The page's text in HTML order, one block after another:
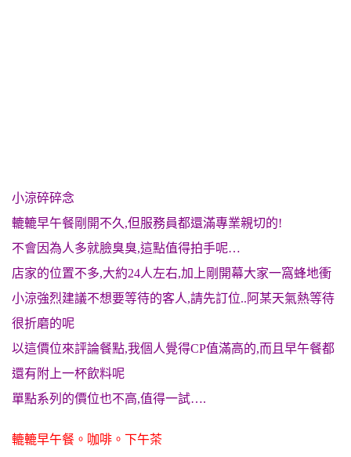
小涼碎碎念
轆轆早午餐剛開不久,但服務員都還滿專業親切的!
不會因為人多就臉臭臭,這點值得拍手呢…
店家的位置不多,大約24人左右,加上剛開幕大家一窩蜂地衝
小涼強烈建議不想要等待的客人,請先訂位..阿某天氣熱等待
很折磨的呢
以這價位來評論餐點,我個人覺得CP值滿高的,而且早午餐都
還有附上一杯飲料呢
單點系列的價位也不高,值得一試….
轆轆早午餐。咖啡。下午茶